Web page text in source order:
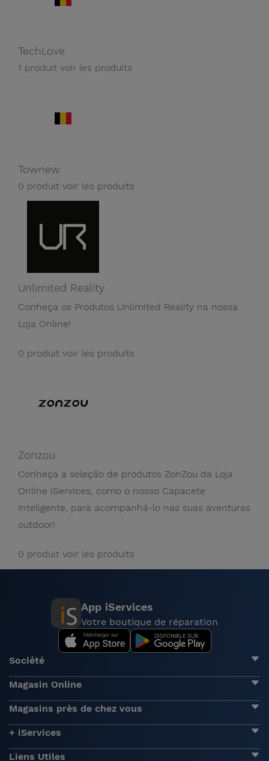
TechLove
1 produit voir les produits
Townew
0 produit voir les produits
Unlimited Reality
Conheça os Produtos Unlimited Reality na nossa
Loja Online!
0 produit voir les produits
Zonzou
Conheça a seleção de produtos ZonZou da Loja
Online iServices, como o nosso Capacete
Inteligente, para acompanhá-lo nas suas aventuras
outdoor!
0 produit voir les produits
App iServices
Votre boutique de réparation
Société
Magasin Online
Magasins près de chez vous
+ iServices
Liens Utiles